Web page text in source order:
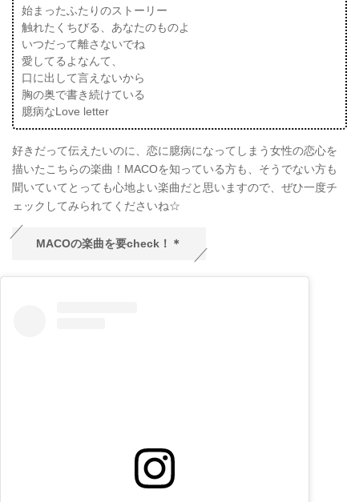
始まったふたりのストーリー
触れたくちびる、あなたのものよ
いつだって離さないでね
愛してるよなんて、
口に出して言えないから
胸の奥で書き続けている
臆病なLove letter
好きだって伝えたいのに、恋に臆病になってしまう女性の恋心を
描いたこちらの楽曲！MACOを知っている方も、そうでない方も
聞いていてとっても心地よい楽曲だと思いますので、ぜひ一度チ
ェックしてみられてくださいね☆
MACOの楽曲を要check！＊